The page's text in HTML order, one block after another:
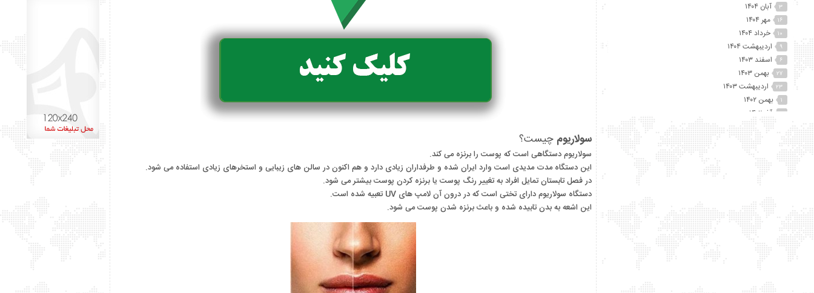
سولاریوم چیست؟
سولاریوم دستگاهی است که پوست را برنزه می کند.
این دستگاه مدت مدیدی است وارد ایران شده و طرفداران زیادی دارد و هم اکنون در سالن های زیبایی و استخرهای زیادی استفاده می شود.
در فصل تابستان تمایل افراد به تغییر رنگ پوست یا برنزه کردن پوست بیشتر می شود.
دستگاه سولاریوم دارای تختی است که در درون آن لامپ های UV تعبیه شده است.
این اشعه به بدن تابیده شده و باعث برنزه شدن پوست می شود.
آبان ۱۴۰۴
مهر ۱۴۰۴
خرداد ۱۴۰۴
اردیبهشت ۱۴۰۴
اسفند ۱۴۰۳
بهمن ۱۴۰۳
اردیبهشت ۱۴۰۳
بهمن ۱۴۰۲
آذر ۱۴۰۲ ۲
آبان ۱۴۰۲
مهر ۱۴۰۲ ۴۱
شهریور ۱۴۰۲ ۷۴
مرداد ۱۴۰۲
اردیبهشت ۱۴۰۲
آذر ۱۴۰۱ ۸
اردیبهشت ۱۴۰۰ ۱
بهمن ۱۳۹۹ ۲
دی ۱۳۹۹
مرداد ۱۳۹۹